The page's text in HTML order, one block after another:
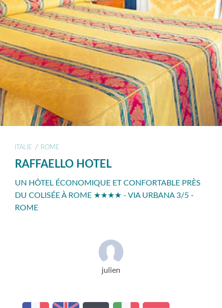
ITALIE / ROME
RAFFAELLO HOTEL
UN HÔTEL ÉCONOMIQUE ET CONFORTABLE PRÈS
DU COLISÉE À ROME ★★★★ - VIA URBANA 3/5 -
ROME
julien